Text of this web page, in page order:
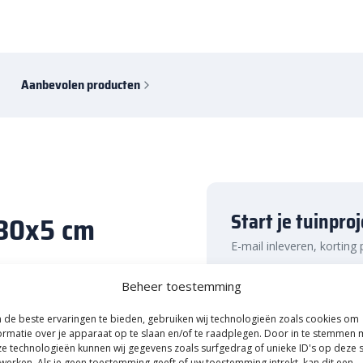
Beheer toestemming
de beste ervaringen te bieden, gebruiken wij technologieën zoals cookies om
over je apparaat op te slaan en/of te raadplegen. Door in te stemmen
technologieën kunnen wij gegevens zoals surfgedrag of unieke ID's op deze
Aanbevolen producten
cm
Antraciet uit deStoniqueserie.
tuinpad, terras of andere licht
Start je
E-mail inleveren, korting
E-mailadres